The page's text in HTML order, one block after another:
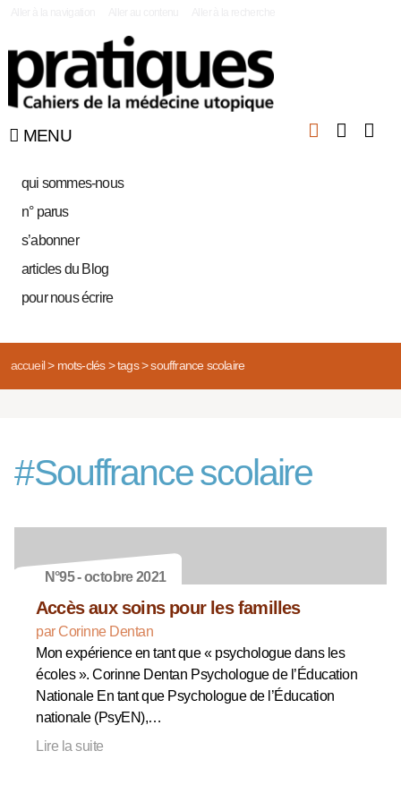
MENU
qui sommes-nous
n° parus
s’abonner
articles du Blog
pour nous écrire
accueil> mots-clés> tags> souffrance scolaire
#Souffrance scolaire
N°95 - octobre 2021
Accès aux soins pour les familles
par Corinne Dentan
Mon expérience en tant que « psychologue dans les
écoles ». Corinne Dentan Psychologue de l’Éducation
Nationale En tant que Psychologue de l’Éducation
nationale (PsyEN),…
Lire la suite